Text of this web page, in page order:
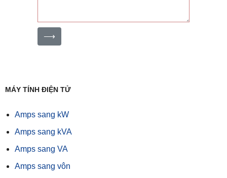
⟶
MÁY TÍNH ĐIỆN TỬ
Amps sang kW
Amps sang kVA
Amps sang VA
Amps sang vôn